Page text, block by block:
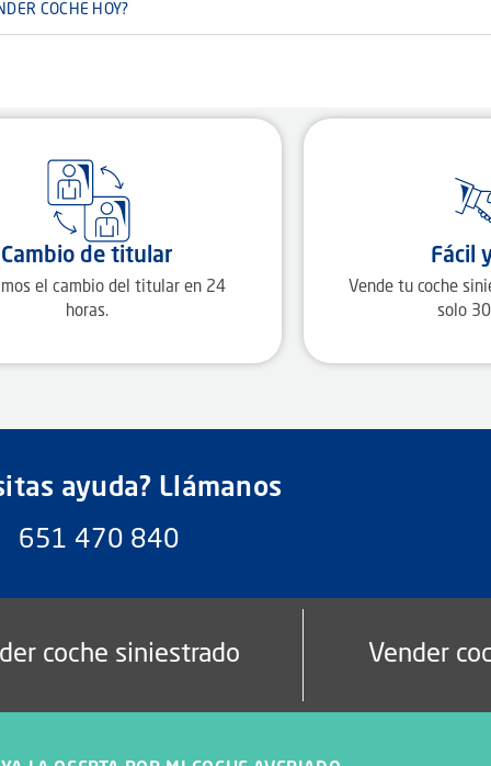
COCHE HOY?
Cambio de titular
el cambio del titular en 24
horas.
Fácil
Vende tu coche
solo
ayuda? Llámanos
651 470 840
coche siniestrado Vender